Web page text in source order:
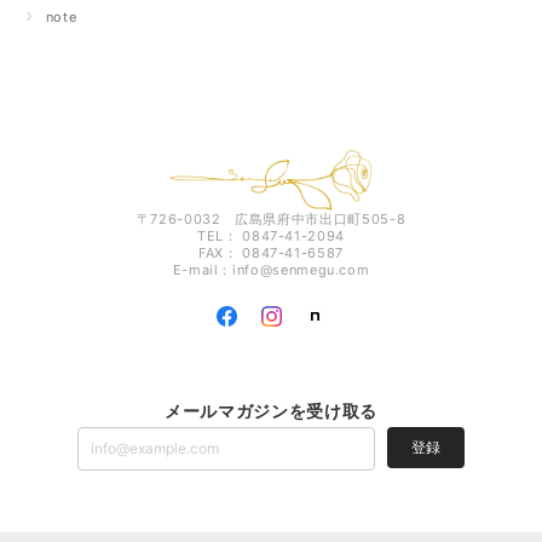
note
〒726-0032 広島県府中市出口町505-8
TEL： 0847-41-2094
FAX： 0847-41-6587
E-mail： info@senmegu.com
メールマガジンを受け取る
登録